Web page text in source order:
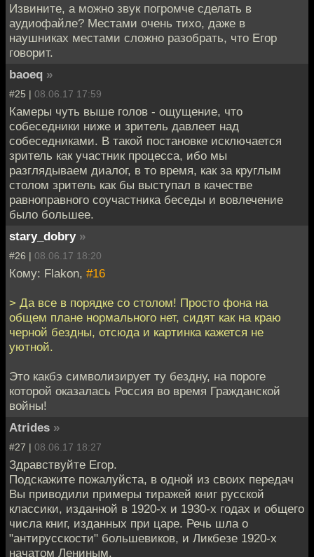
Извините, а можно звук погромче сделать в
аудиофайле? Местами очень тихо, даже в
наушниках местами сложно разобрать, что Егор
говорит.
baoeq »
#25 | 08.06.17 17:59
Камеры чуть выше голов - ощущение, что
собеседники ниже и зритель давлеет над
собеседниками. В такой постановке исключается
зритель как участник процесса, ибо мы
разглядываем диалог, в то время, как за круглым
столом зритель как бы выступал в качестве
равноправного соучастника беседы и вовлечение
было большее.
stary_dobry »
#26 | 08.06.17 18:20
Кому: Flakon, #16
> Да все в порядке со столом! Просто фона на
общем плане нормального нет, сидят как на краю
черной бездны, отсюда и картинка кажется не
уютной.
Это какбэ символизирует ту бездну, на пороге
которой оказалась Россия во время Гражданской
войны!
Atrides »
#27 | 08.06.17 18:27
Здравствуйте Егор.
Подскажите пожалуйста, в одной из своих передач
Вы приводили примеры тиражей книг русской
классики, изданной в 1920-х и 1930-х годах и общего
числа книг, изданных при царе. Речь шла о
"антирусскости" большевиков, и Ликбезе 1920-х
начатом Лениным.